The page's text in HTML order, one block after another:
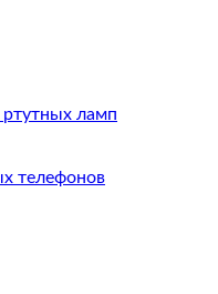
ламп
телефонов